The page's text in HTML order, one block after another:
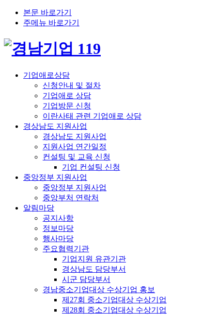
본문 바로가기
주메뉴 바로가기
기업애로상담
신청안내 및 절차
기업애로 상담
기업방문 신청
이란사태 관련 기업애로 상담
경상남도 지원사업
경상남도 지원사업
지원사업 연간일정
컨설팅 및 교육 신청
기업 컨설팅 신청
중앙정부 지원사업
중앙정부 지원사업
중앙부처 연락처
알림마당
공지사항
정보마당
행사마당
주요협력기관
기업지원 유관기관
경상남도 담당부서
시군 담당부서
경남중소기업대상 수상기업 홍보
제27회 중소기업대상 수상기업
제28회 중소기업대상 수상기업